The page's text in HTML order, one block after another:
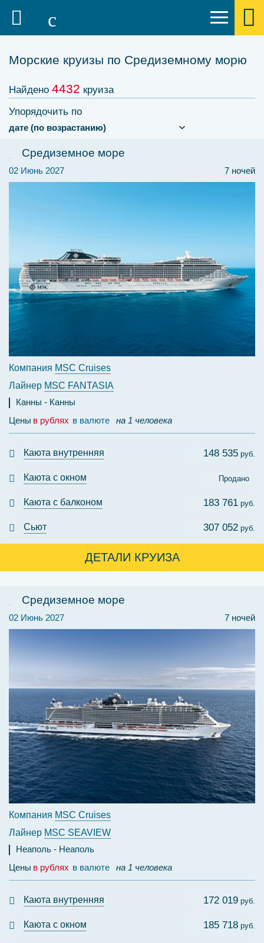
Морские круизы по Средиземному морю
Найдено 4432 круиза
Упорядочить по
Средиземное море
7 ночей
02 Июнь 2027
Компания MSC Cruises
Лайнер MSC FANTASIA
Канны
Канны
Цены в рублях в валюте на 1 человека
Каюта внутренняя 148 535 руб.
Каюта с окном Продано
Каюта с балконом 183 761 руб.
Сьют 307 052 руб.
ДЕТАЛИ КРУИЗА
Средиземное море
7 ночей
02 Июнь 2027
Компания MSC Cruises
Лайнер MSC SEAVIEW
Неаполь
Неаполь
Цены в рублях в валюте на 1 человека
Каюта внутренняя 172 019 руб.
Каюта с окном 185 718 руб.